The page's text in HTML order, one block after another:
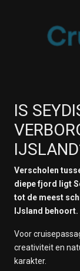
IS
Verscholen
diepe fjord ligt
tot de meest
IJsland behoort.
Voor
creativiteit en
karakter.